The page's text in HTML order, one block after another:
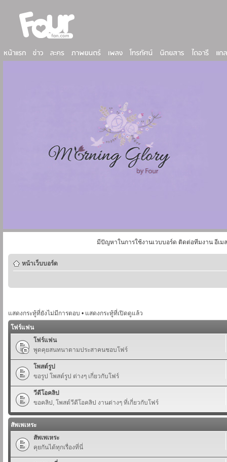
มีปัญหาในการใช้งานเวบบอร์ด ติดต่อทีมงาน อีเม
หน้าเว็บบอร์ด
แสดงกระทู้ที่ยังไม่มีการตอบ • แสดงกระทู้ที่เปิดดูแล้ว
โฟร์แฟน
โฟร์แฟน
พูดคุยสนทนาตามประสาคนชอบโฟร์
โพสต์รูป
ขอรูป โพสต์รูป ต่างๆ เกี่ยวกับโฟร์
วีดีโอคลิป
ขอคลิป, โพสต์วีดีโอคลิป งานต่างๆ ที่เกี่ยวกับโฟร์
สัพเพเหระ
สัพเพเหระ
คุยกันได้ทุกเรื่องที่นี่